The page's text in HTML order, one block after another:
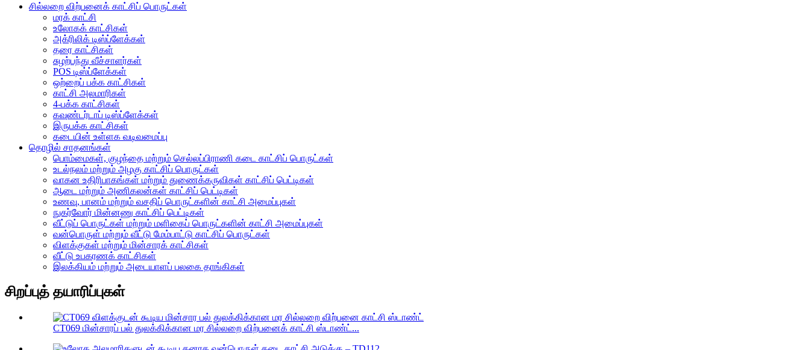
சில்லறை விற்பனைக் காட்சிப் பொருட்கள்
மரக் காட்சி
உலோகக் காட்சிகள்
அக்ரிலிக் டிஸ்ப்ளேக்கள்
தரை காட்சிகள்
சுழற்பந்து வீச்சாளர்கள்
POS டிஸ்ப்ளேக்கள்
ஒற்றைப் பக்க காட்சிகள்
காட்சி அலமாரிகள்
4-பக்க காட்சிகள்
கவுண்டர்டாப் டிஸ்ப்ளேக்கள்
இருபக்க காட்சிகள்
கடையின் உள்ளக வடிவமைப்பு
தொழில் சாதனங்கள்
பொம்மைகள், குழந்தை மற்றும் செல்லப்பிராணி கடை காட்சிப் பொருட்கள்
உடல்நலம் மற்றும் அழகு காட்சிப் பொருட்கள்
வாகன உதிரிபாகங்கள் மற்றும் துணைக்கருவிகள் காட்சிப் பெட்டிகள்
ஆடை மற்றும் அணிகலன்கள் காட்சிப் பெட்டிகள்
உணவு, பானம் மற்றும் வசதிப் பொருட்களின் காட்சி அமைப்புகள்
நுகர்வோர் மின்னணு காட்சிப் பெட்டிகள்
வீட்டுப் பொருட்கள் மற்றும் மளிகைப் பொருட்களின் காட்சி அமைப்புகள்
வன்பொருள் மற்றும் வீட்டு மேம்பாட்டு காட்சிப் பொருட்கள்
விளக்குகள் மற்றும் மின்சாரக் காட்சிகள்
வீட்டு உபகரணக் காட்சிகள்
இலக்கியம் மற்றும் அடையாளப் பலகை தாங்கிகள்
சிறப்புத் தயாரிப்புகள்
CT069 மின்சாரப் பல் துலக்கிக்கான மர சில்லறை விற்பனைக் காட்சி ஸ்டாண்ட்...